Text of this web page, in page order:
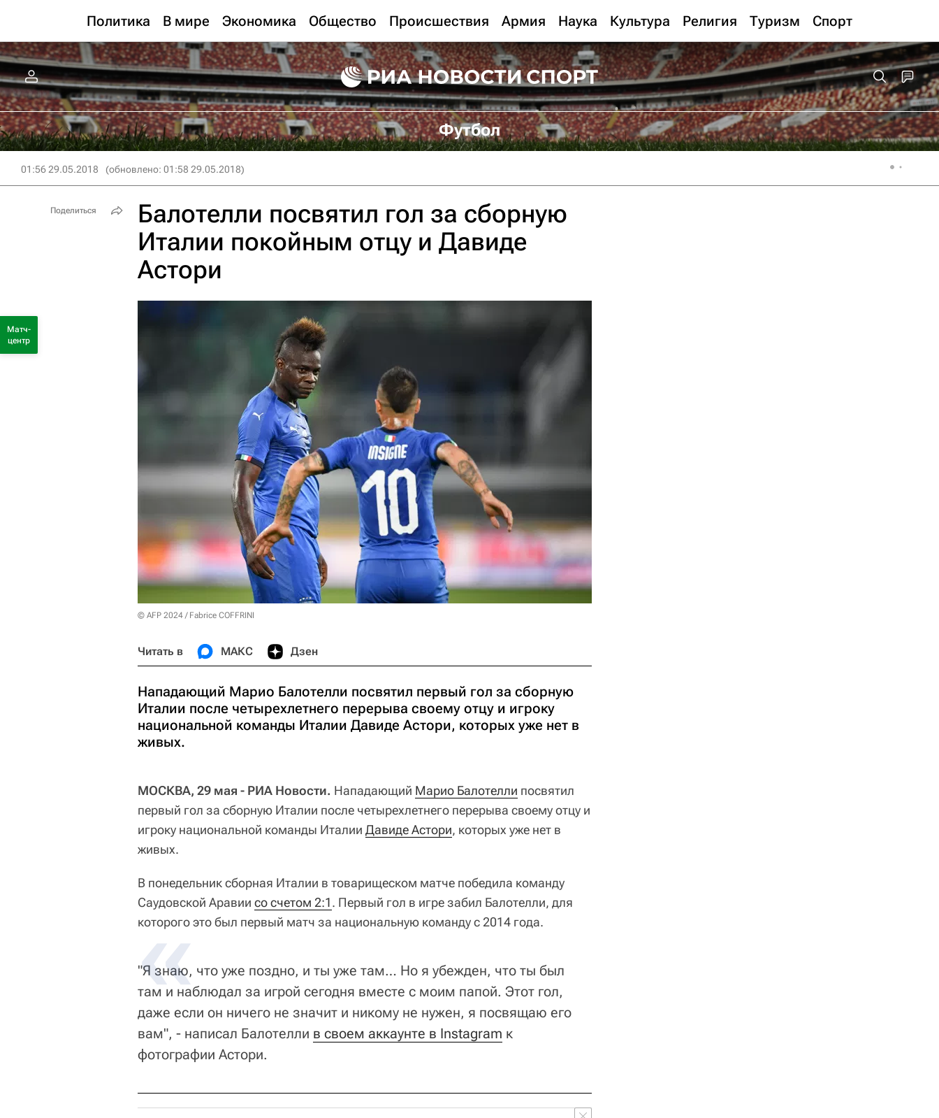
Политика В мире Экономика Общество Происшествия Армия Наука Культура Религия Туризм Спорт
Футбол
01:56 29.05.2018 (обновлено: 01:58 29.05.2018)
Балотелли посвятил гол за сборную
Италии покойным отцу и Давиде
Астори
© AFP 2024 / Fabrice COFFRINI
Читать в МАКС Дзен
Нападающий Марио Балотелли посвятил первый гол за сборную
Италии после четырехлетнего перерыва своему отцу и игроку
национальной команды Италии Давиде Астори, которых уже нет в
живых.
МОСКВА, 29 мая - РИА Новости. Нападающий Марио Балотелли посвятил
первый гол за сборную Италии после четырехлетнего перерыва своему отцу и
игроку национальной команды Италии Давиде Астори, которых уже нет в
живых.
В понедельник сборная Италии в товарищеском матче победила команду
Саудовской Аравии со счетом 2:1. Первый гол в игре забил Балотелли, для
которого это был первый матч за национальную команду с 2014 года.
"Я знаю, что уже поздно, и ты уже там… Но я убежден, что ты был
там и наблюдал за игрой сегодня вместе с моим папой. Этот гол,
даже если он ничего не значит и никому не нужен, я посвящаю его
вам", - написал Балотелли в своем аккаунте в Instagram к
фотографии Астори.
Поделиться
Матч-
центр